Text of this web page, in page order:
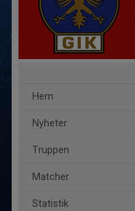
Hem
Nyheter
Truppen
Matcher
Statistik